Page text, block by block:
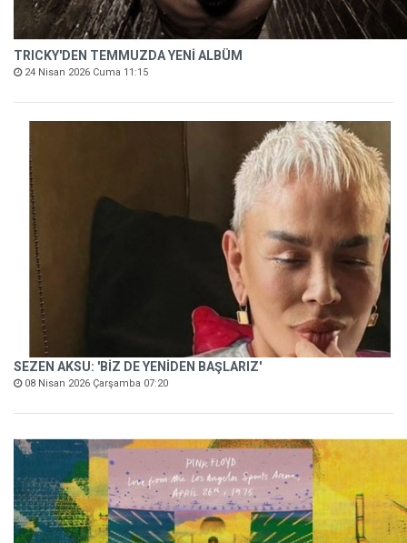
TRICKY'DEN TEMMUZDA YENİ ALBÜM
24 Nisan 2026 Cuma 11:15
SEZEN AKSU: 'BİZ DE YENİDEN BAŞLARIZ'
08 Nisan 2026 Çarşamba 07:20